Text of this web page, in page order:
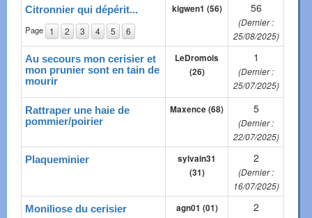
Citronnier qui dépérit...
Page 1 2 3 4 5 6
kigwen1 (56) 56
(Dernier :
25/08/2025)
Au secours mon cerisier et
mon prunier sont en tain de
mourir
LeDromois
(26)
1
(Dernier :
25/07/2025)
Rattraper une haie de
pommier/poirier
Maxence (68) 5
(Dernier :
22/07/2025)
Plaqueminier
sylvain31
(31)
2
(Dernier :
16/07/2025)
Moniliose du cerisier agn01 (01) 2